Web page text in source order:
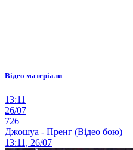
Відео матеріали
13:11
26/07
726
Джошуа - Пренг (Відео бою)
13:11, 26/07